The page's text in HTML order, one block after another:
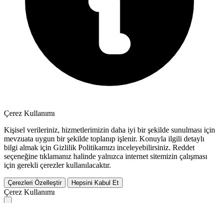
Çerez Kullanımı
Kişisel verileriniz, hizmetlerimizin daha iyi bir şekilde sunulması için
mevzuata uygun bir şekilde toplanıp işlenir. Konuyla ilgili detaylı
bilgi almak için Gizlilik Politikamızı inceleyebilirsiniz. Reddet
seçeneğine tıklamanız halinde yalnızca internet sitemizin çalışması
için gerekli çerezler kullanılacaktır.
Çerezleri Özelleştir Hepsini Kabul Et
Çerez Kullanımı